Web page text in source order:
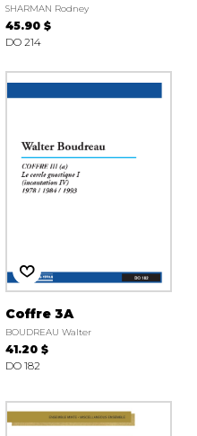
SHARMAN Rodney
45.90 $
DO 214
Coffre 3A
BOUDREAU Walter
41.20 $
DO 182